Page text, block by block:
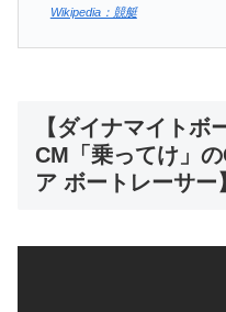
Wikipedia：競艇
【ダイナマイトボ
CM「乗ってけ」
ア ボートレーサー】